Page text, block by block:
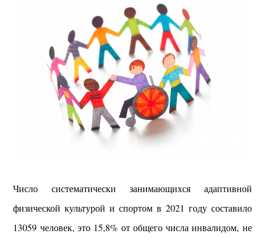
Число систематически занимающихся адаптивной
физической культурой и спортом в 2021 году составило
13059 человек, это 15,8% от общего числа инвалидом, не